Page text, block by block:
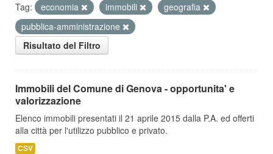
Tag: economia immobili
geografia
pubblica-amministrazione
Risultato del Filtro
Immobili del Comune di Genova - opportunita' e
valorizzazione
Elenco immobili presentati il 21 aprile 2015 dalla P.A. ed offerti
alla città per l'utilizzo pubblico e privato.
CSV